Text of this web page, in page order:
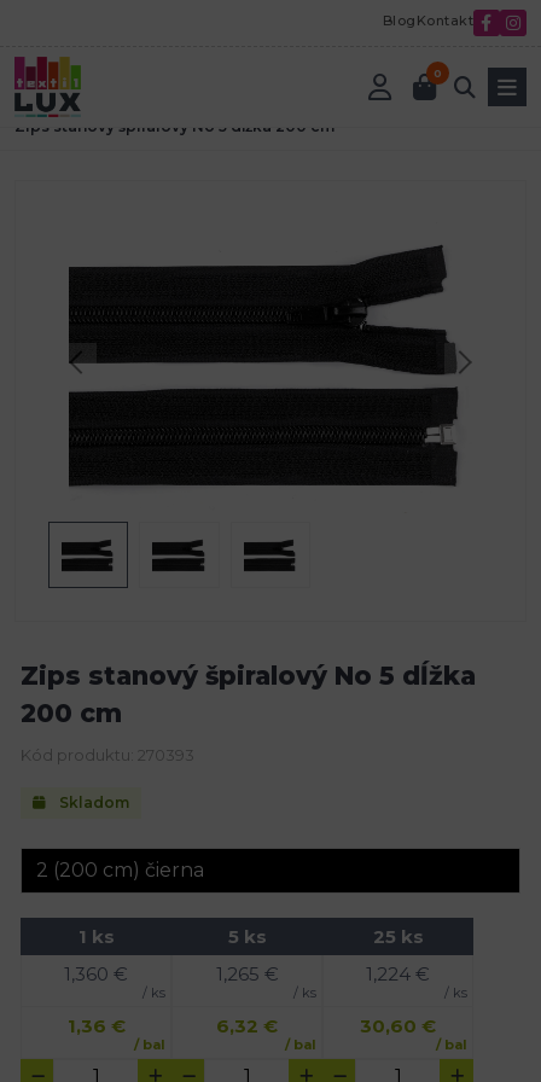
Blog Kontakt
0
Úvod
zipsy stanové
Zips stanový špiralový No 5 dĺžka 200 cm
Zips stanový špiralový No 5 dĺžka
200 cm
Kód produktu: 270393
Skladom
1 ks
1,360 €
/ ks
1,36 €
/ bal
5 ks
1,265 €
/ ks
6,32 €
/ bal
25 ks
1,224 €
/ ks
30,60 €
/ bal